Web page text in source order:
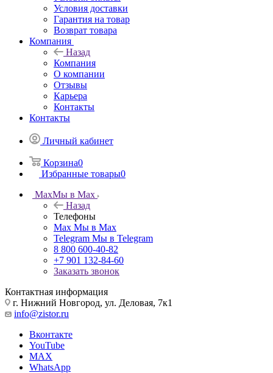
Условия доставки
Гарантия на товар
Возврат товара
Компания
Назад
Компания
О компании
Отзывы
Карьера
Контакты
Контакты
Личный кабинет
Корзина0
Избранные товары0
MaxМы в Max
Назад
Телефоны
Max Мы в Max
Telegram Мы в Telegram
8 800 600-40-82
+7 901 132-84-60
Заказать звонок
Контактная информация
г. Нижний Новгород, ул. Деловая, 7к1
info@zistor.ru
Вконтакте
YouTube
MAX
WhatsApp